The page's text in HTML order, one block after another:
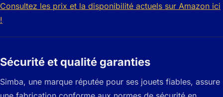
Consultez les prix et la disponibilité actuels sur Amazon ici
!
Sécurité et qualité garanties
Simba, une marque réputée pour ses jouets fiables, assure